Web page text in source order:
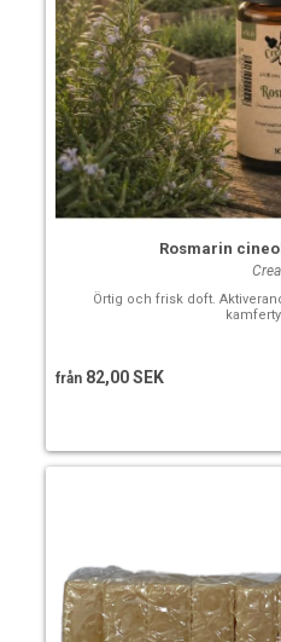
Rosmarin
Örtig och frisk doft.
från 82,00 SEK